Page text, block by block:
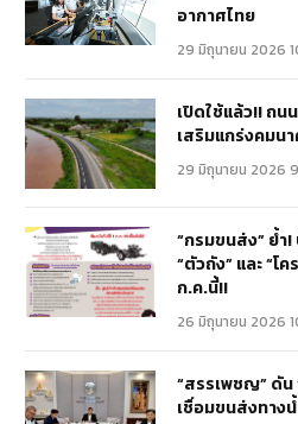
อากาศไทย
29 มิถุนายน 2026
เปิดใช้แล้ว!! ถ
เสริมแกร่งคมน
29 มิถุนายน 2026
“กรมขนส่ง” ย้ำ
“ตัวถัง” และ “โ
ก.ค.นี้!!
26 มิถุนายน 2026
“สรรเพชญ” ดั
เชื่อมขนส่งทาง